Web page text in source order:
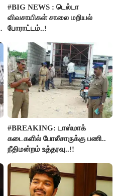
#BIG NEWS : டெல்டா
விவசாயிகள் சாலை மறியல்
போராட்டம்..!
#BREAKING: டாஸ்மாக்
கடைகளில் போலீசாருக்கு பணி..
நீதிமன்றம் உத்தரவு..!!